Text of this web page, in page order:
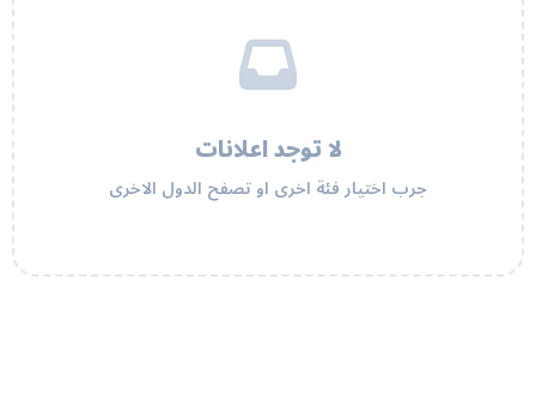
لا توجد اعلانات
جرب اختيار فئة اخرى او تصفح الدول الاخرى